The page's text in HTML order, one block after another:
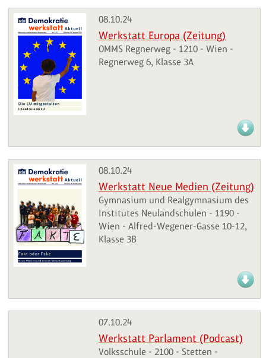
08.10.24
Werkstatt Europa (Zeitung)
OMMS Regnerweg - 1210 - Wien -
Regnerweg 6, Klasse 3A
08.10.24
Werkstatt Neue Medien (Zeitung)
Gymnasium und Realgymnasium des
Institutes Neulandschulen - 1190 -
Wien - Alfred-Wegener-Gasse 10-12,
Klasse 3B
07.10.24
Werkstatt Parlament (Podcast)
Volksschule - 2100 - Stetten -